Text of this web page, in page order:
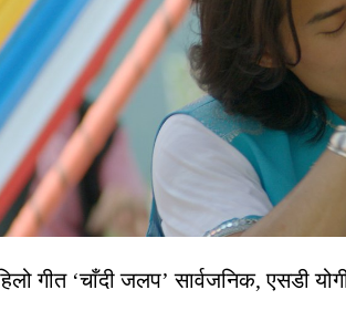
गीत ‘चाँदी जलप’ सार्वजनिक, एसडी